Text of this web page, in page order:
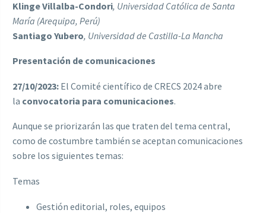
Klinge Villalba-Condori, Universidad Católica de Santa
María (Arequipa, Perú)
Santiago Yubero, Universidad de Castilla-La Mancha
Presentación de comunicaciones
27/10/2023: El Comité científico de CRECS 2024 abre
la convocatoria para comunicaciones.
Aunque se priorizarán las que traten del tema central,
como de costumbre también se aceptan comunicaciones
sobre los siguientes temas:
Temas
Gestión editorial, roles, equipos